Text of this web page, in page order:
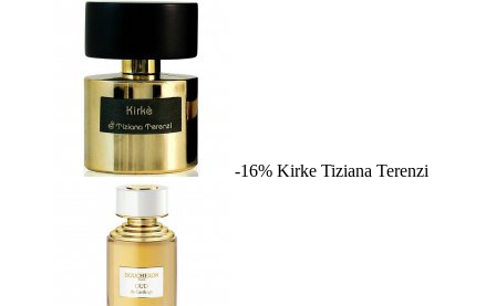
-16% Kirke Tiziana Terenzi